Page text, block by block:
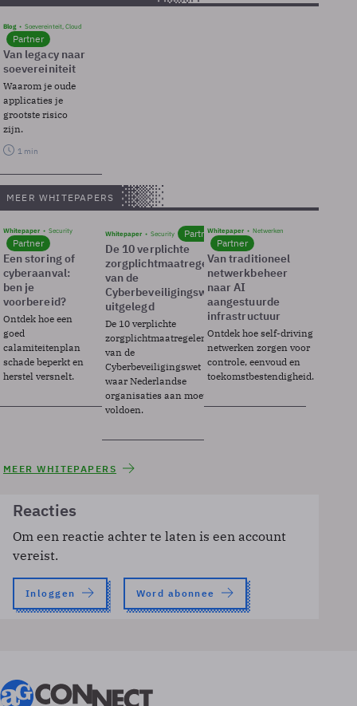
Blog Soevereinteit, Cloud
Partner
Van legacy naar
soevereiniteit
Waarom je oude
applicaties je
grootste risico
zijn.
1 min
MEER WHITEPAPERS
Whitepaper Security
Partner
Een storing of
cyberaanval:
ben je
voorbereid?
Ontdek hoe een
goed
calamiteitenplan
schade beperkt en
herstel versnelt.
Whitepaper Security Partner
De 10 verplichte
zorgplichtmaatregelen
van de
Cyberbeveiligingswet
uitgelegd
De 10 verplichte
zorgplichtmaatregelen
van de
Cyberbeveiligingswet
waar Nederlandse
organisaties aan moeten
voldoen.
Whitepaper Netwerken
Partner
Van traditioneel
netwerkbeheer
naar AI
aangestuurde
infrastructuur
Ontdek hoe self-driving
netwerken zorgen voor
controle, eenvoud en
toekomstbestendigheid.
MEER WHITEPAPERS
Reacties
Om een reactie achter te laten is een account
vereist.
Inloggen Word abonnee